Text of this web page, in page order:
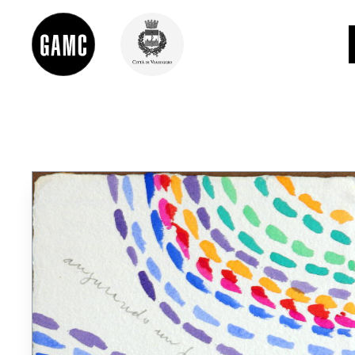
DIDATTICA
SHOP
LE COLLEZIONI
GLI AUTORI
LORENZO VIANI
MOSTRE
EVENTI
PALAZZO DELLE MUSE